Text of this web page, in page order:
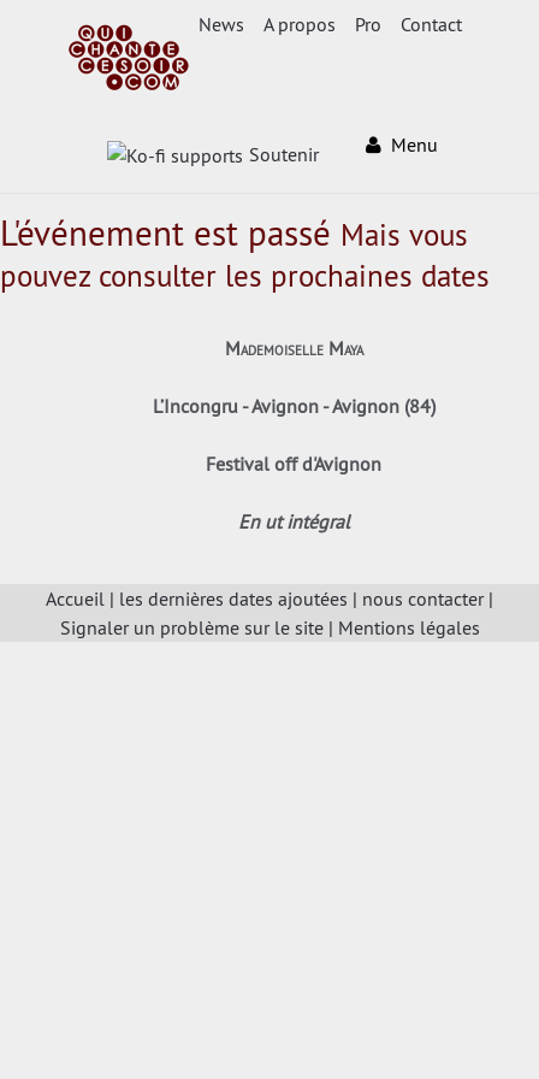
News A propos Pro Contact
Soutenir Menu
L'événement est passé Mais vous
pouvez consulter les prochaines dates
Mademoiselle Maya
L’Incongru - Avignon - Avignon (84)
Festival off d'Avignon
En ut intégral
Accueil | les dernières dates ajoutées | nous contacter|
Signaler un problème sur le site| Mentions légales